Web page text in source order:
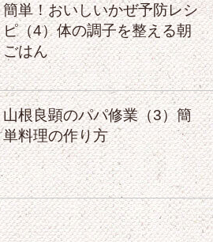
簡単！おいしいかぜ予防レシ
ピ（4）体の調子を整える朝
ごはん
山根良顕のパパ修業（3）簡
単料理の作り方